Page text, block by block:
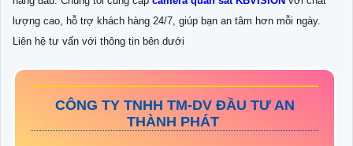
lượng cao, hỗ trợ khách hàng 24/7, giúp bạn an tâm hơn mỗi ngày.
Liên hệ tư vấn với thông tin bên dưới
CÔNG TY TNHH TM-DV ĐẦU TƯ AN
THÀNH PHÁT